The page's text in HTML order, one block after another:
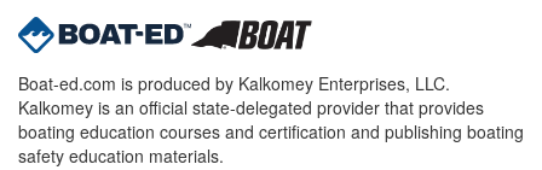
Boat-ed.com is produced by Kalkomey Enterprises, LLC.
Kalkomey is an official state-delegated provider that provides
boating education courses and certification and publishing boating
safety education materials.